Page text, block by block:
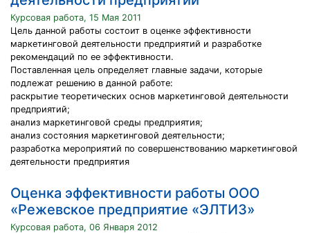
Курсовая работа, 15 Мая 2011
Цель данной работы состоит в оценке эффективности
маркетинговой деятельности предприятий и разработке
рекомендаций по ее эффективности.
Поставленная цель определяет главные задачи, которые
подлежат решению в данной работе:
раскрытие теоретических основ маркетинговой деятельности
предприятий;
анализ маркетинговой среды предприятия;
анализ состояния маркетинговой деятельности;
разработка мероприятий по совершенствованию маркетинговой
деятельности предприятия
Оценка эффективности работы ООО
«Режевское предприятие «ЭЛТИЗ»
Курсовая работа, 06 Января 2012